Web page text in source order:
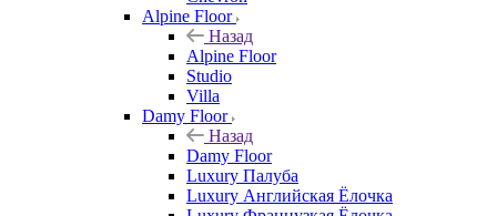
Alpine Floor
Назад
Alpine Floor
Studio
Villa
Damy Floor
Назад
Damy Floor
Luxury Палуба
Luxury Английская Ёлочка